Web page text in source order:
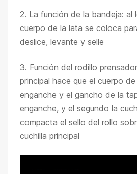
2. La función de la bandeja: al
cuerpo de la lata se coloca
deslice, levante y selle
3. Función del rodillo
principal hace que el cuerpo
enganche y el gancho de la
enganche, y el segundo la
compacta el sello del rollo
cuchilla principal